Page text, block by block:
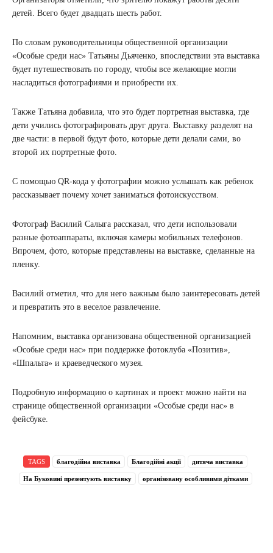
детей. Всего будет двадцать шесть работ.
По словам руководительницы общественной организации
«Особые среди нас» Татьяны Дьяченко, впоследствии эта выставка
будет путешествовать по городу, чтобы все желающие могли
насладиться фотографиями и приобрести их.
Также Татьяна добавила, что это будет портретная выставка, где
дети учились фотографировать друг друга. Выставку разделят на
две части: в первой будут фото, которые дети делали сами, во
второй их портретные фото.
С помощью QR-кода у фотографии можно услышать как ребенок
рассказывает почему хочет заниматься фотоискусством.
Фотограф Василий Салыга рассказал, что дети использовали
разные фотоаппараты, включая камеры мобильных телефонов.
Впрочем, фото, которые представлены на выставке, сделанные на
пленку.
Василий отметил, что для него важным было заинтересовать детей
и превратить это в веселое развлечение.
Напомним, выставка организована общественной организацией
«Особые среди нас» при поддержке фотоклуба «Позитив»,
«Шпальта» и краеведческого музея.
Подробную информацию о картинах и проект можно найти на
странице общественной организации «Особые среди нас» в
фейсбуке.
TAGS благодійна виставка Благодійні акції дитяча виставка
На Буковині презентують виставку організовану особливими дітками